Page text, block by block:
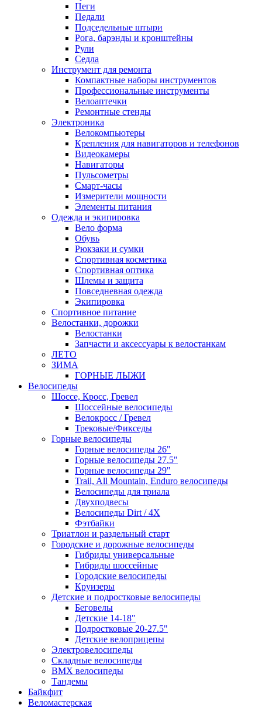
Пеги
Педали
Подседельные штыри
Рога, барэнды и кронштейны
Рули
Седла
Инструмент для ремонта
Компактные наборы инструментов
Профессиональные инструменты
Велоаптечки
Ремонтные стенды
Электроника
Велокомпьютеры
Крепления для навигаторов и телефонов
Видеокамеры
Навигаторы
Пульсометры
Смарт-часы
Измерители мощности
Элементы питания
Одежда и экипировка
Вело форма
Обувь
Рюкзаки и сумки
Спортивная косметика
Спортивная оптика
Шлемы и защита
Повседневная одежда
Экипировка
Спортивное питание
Велостанки, дорожки
Велостанки
Запчасти и аксессуары к велостанкам
ЛЕТО
ЗИМА
ГОРНЫЕ ЛЫЖИ
Велосипеды
Шоссе, Кросс, Гревел
Шоссейные велосипеды
Велокросс / Гревел
Трековые/Фикседы
Горные велосипеды
Горные велосипеды 26"
Горные велосипеды 27.5"
Горные велосипеды 29"
Trail, All Mountain, Enduro велосипеды
Велосипеды для триала
Двухподвесы
Велосипеды Dirt / 4X
Фэтбайки
Триатлон и раздельный старт
Городские и дорожные велосипеды
Гибриды универсальные
Гибриды шоссейные
Городские велосипеды
Круизеры
Детские и подростковые велосипеды
Беговелы
Детские 14-18"
Подростковые 20-27.5"
Детские велоприцепы
Электровелосипеды
Складные велосипеды
BMX велосипеды
Тандемы
Байкфит
Веломастерская